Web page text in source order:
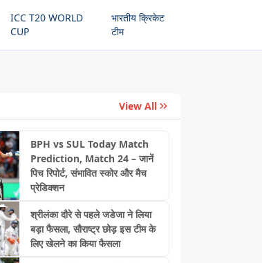
ICC T20 WORLD
CUP
भारतीय क्रिकेट
टीम
View All
BPH vs SUL Today Match
Prediction, Match 24 – जानें
पिच रिपोर्ट, संभावित स्कोर और मैच
प्रेडिक्शन
श्रीलंका दौरे से पहले जडेजा ने लिया
बड़ा फैसला, सौराष्ट्र छोड़ इस टीम के
लिए खेलने का किया फैसला